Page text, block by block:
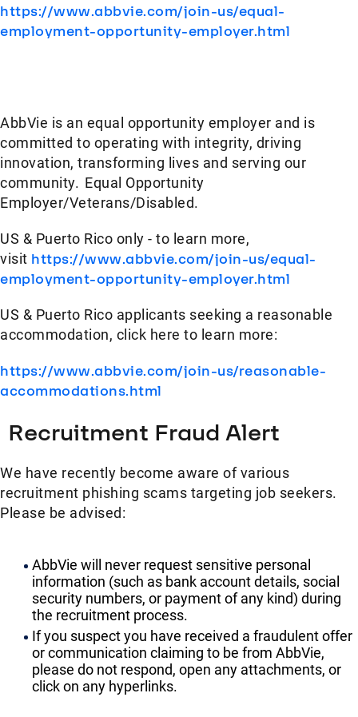
https://www.abbvie.com/join-us/equal-
employment-opportunity-employer.html
AbbVie is an equal opportunity employer and is
committed to operating with integrity, driving
innovation, transforming lives and serving our
community. Equal Opportunity
Employer/Veterans/Disabled.
US & Puerto Rico only - to learn more,
visit https://www.abbvie.com/join-us/equal-
employment-opportunity-employer.html
US & Puerto Rico applicants seeking a reasonable
accommodation, click here to learn more:
https://www.abbvie.com/join-us/reasonable-
accommodations.html
Recruitment Fraud Alert
We have recently become aware of various
recruitment phishing scams targeting job seekers.
Please be advised:
AbbVie will never request sensitive personal
information (such as bank account details, social
security numbers, or payment of any kind) during
the recruitment process.
If you suspect you have received a fraudulent offer
or communication claiming to be from AbbVie,
please do not respond, open any attachments, or
click on any hyperlinks.